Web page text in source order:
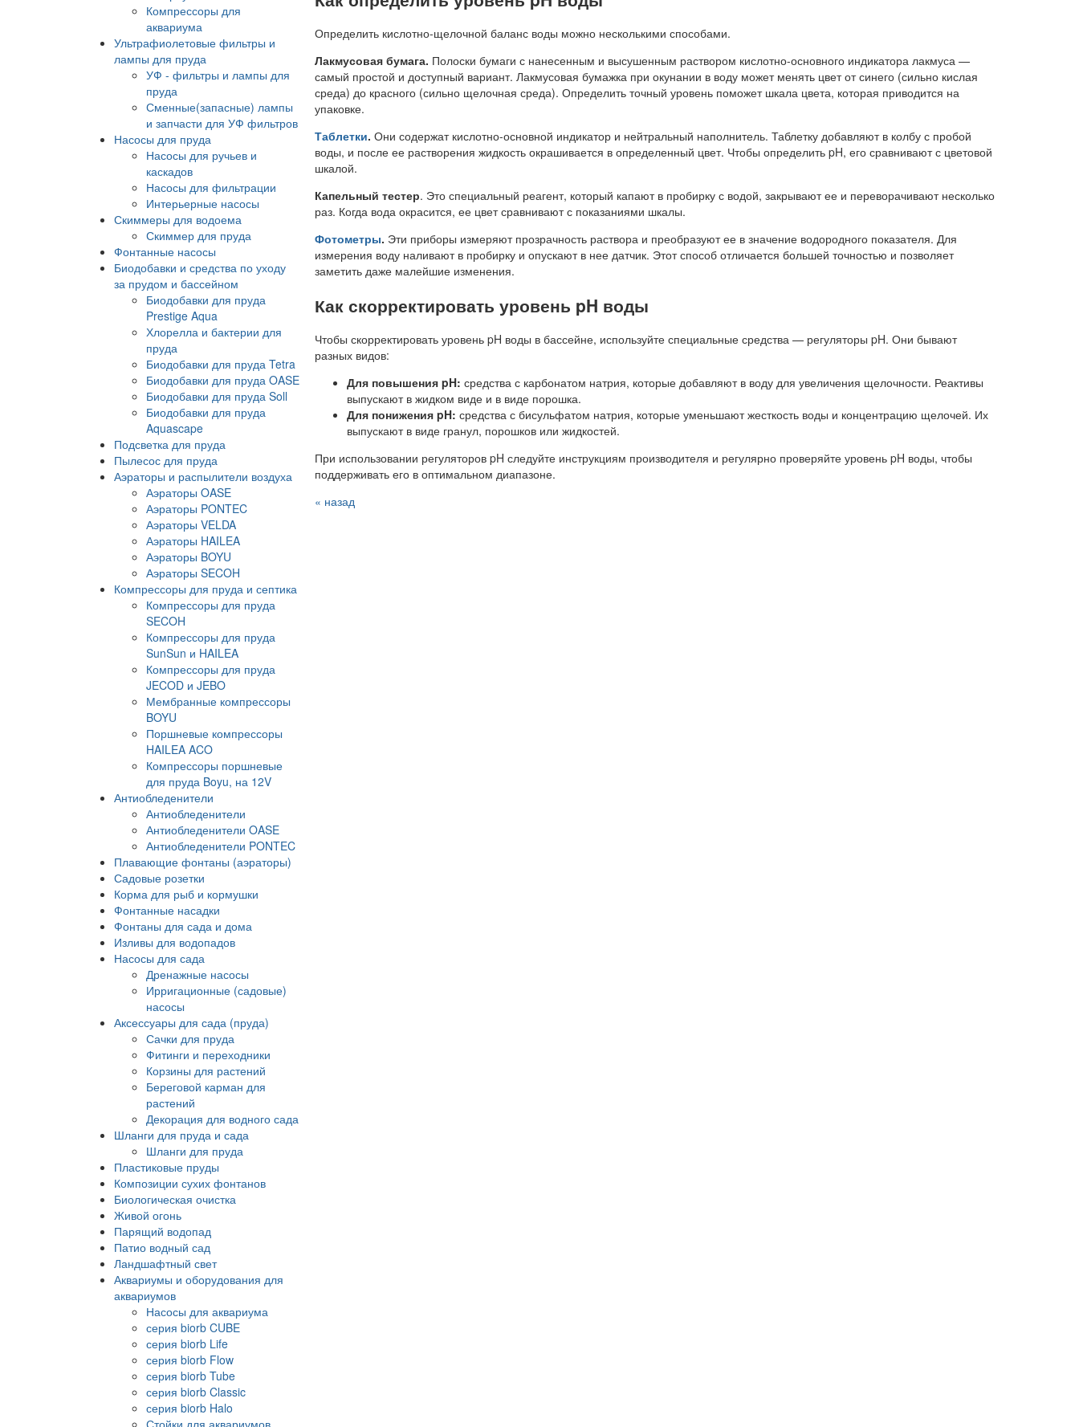
Компрессоры для
аквариума
Ультрафиолетовые фильтры и
лампы для пруда
УФ - фильтры и лампы для
пруда
Сменные(запасные) лампы
и запчасти для УФ фильтров
Насосы для пруда
Насосы для ручьев и
каскадов
Насосы для фильтрации
Интерьерные насосы
Скиммеры для водоема
Скиммер для пруда
Фонтанные насосы
Биодобавки и средства по уходу
за прудом и бассейном
Биодобавки для пруда
Prestige Aqua
Хлорелла и бактерии для
пруда
Биодобавки для пруда Tetra
Биодобавки для пруда OASE
Биодобавки для пруда Soll
Биодобавки для пруда
Aquascape
Подсветка для пруда
Пылесос для пруда
Аэраторы и распылители воздуха
Аэраторы OASE
Аэраторы PONTEC
Аэраторы VELDA
Аэраторы HAILEA
Аэраторы BOYU
Аэраторы SECOH
Компрессоры для пруда и септика
Компрессоры для пруда
SECOH
Компрессоры для пруда
SunSun и HAILEA
Компрессоры для пруда
JECOD и JEBO
Мембранные компрессоры
BOYU
Поршневые компрессоры
HAILEA ACO
Компрессоры поршневые
для пруда Boyu, на 12V
Антиобледенители
Антиобледенители
Антиобледенители OASE
Антиобледенители PONTEC
Плавающие фонтаны (аэраторы)
Садовые розетки
Корма для рыб и кормушки
Фонтанные насадки
Фонтаны для сада и дома
Изливы для водопадов
Насосы для сада
Дренажные насосы
Ирригационные (садовые)
насосы
Аксессуары для сада (пруда)
Сачки для пруда
Фитинги и переходники
Корзины для растений
Береговой карман для
растений
Декорация для водного сада
Шланги для пруда и сада
Шланги для пруда
Пластиковые пруды
Композиции сухих фонтанов
Биологическая очистка
Живой огонь
Парящий водопад
Патио водный сад
Ландшафтный свет
Аквариумы и оборудования для
аквариумов
Насосы для аквариума
серия biorb CUBE
серия biorb Life
серия biorb Flow
серия biorb Tube
серия biorb Classic
серия biorb Halo
Стойки для аквариумов
Определить кислотно-щелочной баланс воды можно несколькими способами.
Лакмусовая бумага. Полоски бумаги с нанесенным и высушенным раствором кислотно-основного индикатора лакмуса —
самый простой и доступный вариант. Лакмусовая бумажка при окунании в воду может менять цвет от синего (сильно кислая
среда) до красного (сильно щелочная среда). Определить точный уровень поможет шкала цвета, которая приводится на
упаковке.
Таблетки. Они содержат кислотно-основной индикатор и нейтральный наполнитель. Таблетку добавляют в колбу с пробой
воды, и после ее растворения жидкость окрашивается в определенный цвет. Чтобы определить pH, его сравнивают с цветовой
шкалой.
Капельный тестер. Это специальный реагент, который капают в пробирку с водой, закрывают ее и переворачивают несколько
раз. Когда вода окрасится, ее цвет сравнивают с показаниями шкалы.
Фотометры. Эти приборы измеряют прозрачность раствора и преобразуют ее в значение водородного показателя. Для
измерения воду наливают в пробирку и опускают в нее датчик. Этот способ отличается большей точностью и позволяет
заметить даже малейшие изменения.
Как скорректировать уровень pH воды
Чтобы скорректировать уровень pH воды в бассейне, используйте специальные средства — регуляторы pH. Они бывают
разных видов:
Для повышения pH: средства с карбонатом натрия, которые добавляют в воду для увеличения щелочности. Реактивы
выпускают в жидком виде и в виде порошка.
Для понижения pH: средства с бисульфатом натрия, которые уменьшают жесткость воды и концентрацию щелочей. Их
выпускают в виде гранул, порошков или жидкостей.
При использовании регуляторов pH следуйте инструкциям производителя и регулярно проверяйте уровень pH воды, чтобы
поддерживать его в оптимальном диапазоне.
« назад